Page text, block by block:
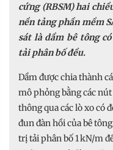
cứng (RBSM) hai
nền tảng phần mềm
sát là dầm bê tông
tải phân bố đều.
Dầm được chia thành
mô phỏng bằng các
thông qua các lò xo có
đun đàn hồi của bê
trị tải phân bố 1 kN/m